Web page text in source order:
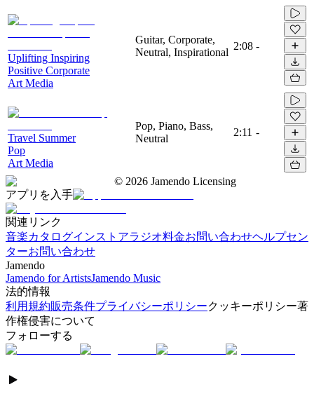
Uplifting Inspiring
Positive Corporate
Art Media
Guitar, Corporate,
Neutral, Inspirational
2:08 -
Travel Summer
Pop
Art Media
Pop, Piano, Bass,
Neutral
2:11 -
© 2026 Jamendo Licensing
アプリを入手
関連リンク
音楽カタログインストアラジオ料金お問い合わせヘルプセン
ターお問い合わせ
Jamendo
Jamendo for ArtistsJamendo Music
法的情報
利用規約販売条件プライバシーポリシークッキーポリシー著
作権侵害について
フォローする